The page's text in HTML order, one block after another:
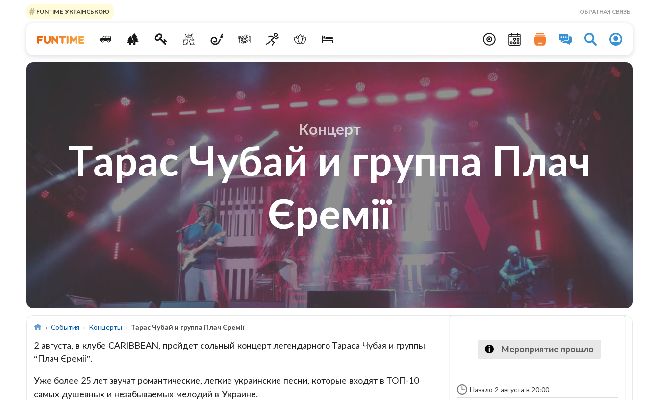
FUNTIME УКРАЇНСЬКОЮ ОБРАТНАЯ СВЯЗЬ
Концерт
Тарас Чубай и группа Плач
Єремії
События Концерты Тарас Чубай и группа Плач Єремії
2 августа, в клубе CARIBBEAN, пройдет сольный концерт легендарного Тараса Чубая и группы
“Плач Єреміі”.
Уже более 25 лет звучат романтические, легкие украинские песни, которые входят в ТОП-10
самых душевных и незабываемых мелодий в Украине.
Мероприятие прошло
Начало 2 августа в 20:00